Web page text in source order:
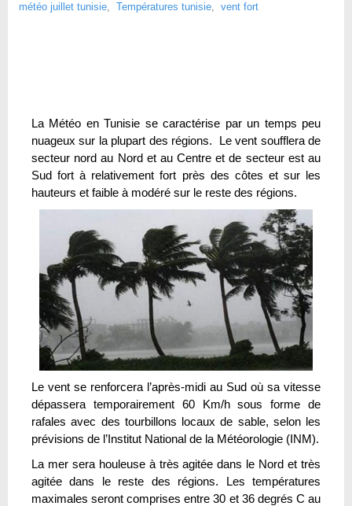
météo juillet tunisie, Températures tunisie, vent fort
La Météo en Tunisie se caractérise par un temps peu
nuageux sur la plupart des régions. Le vent soufflera de
secteur nord au Nord et au Centre et de secteur est au
Sud fort à relativement fort près des côtes et sur les
hauteurs et faible à modéré sur le reste des régions.
Le vent se renforcera l’après-midi au Sud où sa vitesse
dépassera temporairement 60 Km/h sous forme de
rafales avec des tourbillons locaux de sable, selon les
prévisions de l’Institut National de la Météorologie (INM).
La mer sera houleuse à très agitée dans le Nord et très
agitée dans le reste des régions. Les températures
maximales seront comprises entre 30 et 36 degrés C au